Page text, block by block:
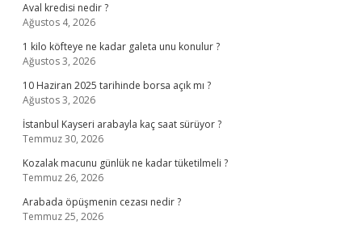
Aval kredisi nedir ?
Ağustos 4, 2026
1 kilo köfteye ne kadar galeta unu konulur ?
Ağustos 3, 2026
10 Haziran 2025 tarihinde borsa açık mı ?
Ağustos 3, 2026
İstanbul Kayseri arabayla kaç saat sürüyor ?
Temmuz 30, 2026
Kozalak macunu günlük ne kadar tüketilmeli ?
Temmuz 26, 2026
Arabada öpüşmenin cezası nedir ?
Temmuz 25, 2026